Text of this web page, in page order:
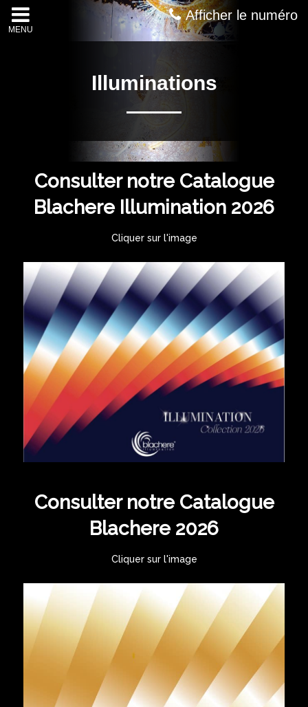
MENU
Afficher le numéro
Illuminations
Consulter notre Catalogue
Blachere Illumination 2026
Cliquer sur l'image
Consulter notre Catalogue
Blachere 2026
Cliquer sur l'image